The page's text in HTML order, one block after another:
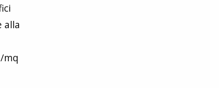
alla
mq